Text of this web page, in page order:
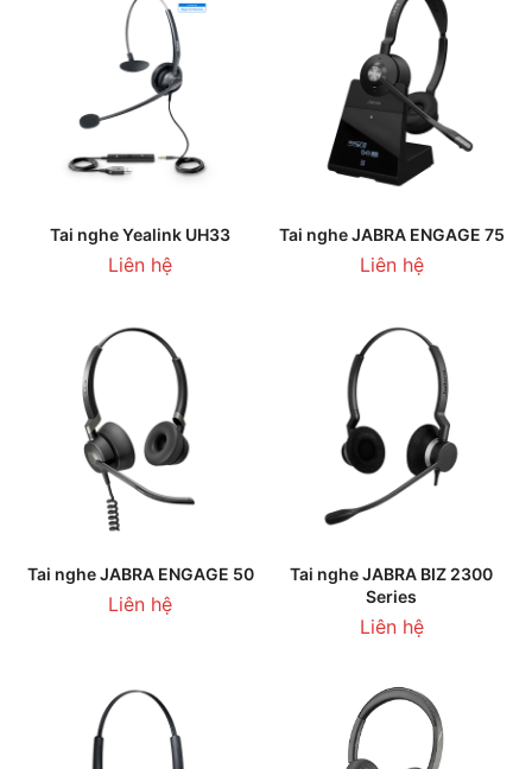
Tai nghe Yealink UH33
Liên hệ
Tai nghe JABRA ENGAGE 75
Liên hệ
Tai nghe JABRA ENGAGE 50
Liên hệ
Tai nghe JABRA BIZ 2300
Series
Liên hệ